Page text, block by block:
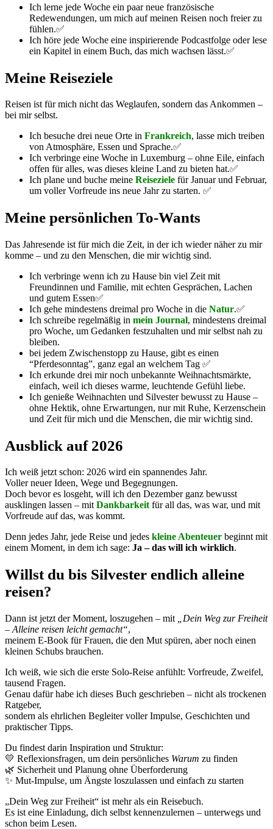
Ich lerne jede Woche ein paar neue französische
Redewendungen, um mich auf meinen Reisen noch freier zu
fühlen.✅
Ich höre jede Woche eine inspirierende Podcastfolge oder lese
ein Kapitel in einem Buch, das mich wachsen lässt.✅
Meine Reiseziele
Reisen ist für mich nicht das Weglaufen, sondern das Ankommen –
bei mir selbst.
Ich besuche drei neue Orte in Frankreich, lasse mich treiben
von Atmosphäre, Essen und Sprache.✅
Ich verbringe eine Woche in Luxemburg – ohne Eile, einfach
offen für alles, was dieses kleine Land zu bieten hat.✅
Ich plane und buche meine Reiseziele für Januar und Februar,
um voller Vorfreude ins neue Jahr zu starten. ✅
Meine persönlichen To-Wants
Das Jahresende ist für mich die Zeit, in der ich wieder näher zu mir
komme – und zu den Menschen, die mir wichtig sind.
Ich verbringe wenn ich zu Hause bin viel Zeit mit
Freundinnen und Familie, mit echten Gesprächen, Lachen
und gutem Essen✅
Ich gehe mindestens dreimal pro Woche in die Natur.✅
Ich schreibe regelmäßig in mein Journal, mindestens dreimal
pro Woche, um Gedanken festzuhalten und mir selbst nah zu
bleiben.
bei jedem Zwischenstopp zu Hause, gibt es einen
“Pferdesonntag”, ganz egal an welchem Tag ✅
Ich erkunde drei mir noch unbekannte Weihnachtsmärkte,
einfach, weil ich dieses warme, leuchtende Gefühl liebe.
Ich genieße Weihnachten und Silvester bewusst zu Hause –
ohne Hektik, ohne Erwartungen, nur mit Ruhe, Kerzenschein
und Zeit für mich und die Menschen, die mir wichtig sind.
Ausblick auf 2026
Ich weiß jetzt schon: 2026 wird ein spannendes Jahr.
Voller neuer Ideen, Wege und Begegnungen.
Doch bevor es losgeht, will ich den Dezember ganz bewusst
ausklingen lassen – mit Dankbarkeit für all das, was war, und mit
Vorfreude auf das, was kommt.
Denn jedes Jahr, jede Reise und jedes kleine Abenteuer beginnt mit
einem Moment, in dem ich sage: Ja – das will ich wirklich.
Willst du bis Silvester endlich alleine
reisen?
Dann ist jetzt der Moment, loszugehen – mit
„Dein Weg zur Freiheit
– Alleine reisen leicht gemacht“,
meinem E-Book für Frauen, die den Mut spüren, aber noch einen
kleinen Schubs brauchen.
Ich weiß, wie sich die erste Solo-Reise anfühlt: Vorfreude, Zweifel,
tausend Fragen.
Genau dafür habe ich dieses Buch geschrieben – nicht als trockenen
Ratgeber,
sondern als ehrlichen Begleiter voller Impulse, Geschichten und
praktischer Tipps.
Du findest darin Inspiration und Struktur:
💛 Reflexionsfragen, um dein persönliches Warum zu finden
🌿 Sicherheit und Planung ohne Überforderung
✨ Mut-Impulse, um Ängste loszulassen und einfach zu starten
„Dein Weg zur Freiheit“ ist mehr als ein Reisebuch.
Es ist eine Einladung, dich selbst kennenzulernen – unterwegs und
schon beim Lesen.